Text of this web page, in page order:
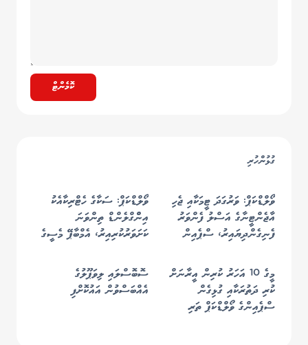
ކޮމެންޓް
ގުޅުންހުރި
ވޯލްޑްކަޕް: ވަރުގަދަ ޓީމަކާއި ޖެހި
އާޖެންޓީނާގެ އަސްލު ފެންވަރު
ފެނިގެންދިޔައިރު، ސްޕެއިން
ވޯލްޑްކަޕް: ސަކާގެ ހެޓްރިކާއެކު
އިންްގްލެންޑް ތިންވަނަ
ކަށަވަރުކުރިއިރު، އެމްބާޕޭ މެސީގެ
މީގެ 10 އަހަރު ކުރިން އީރާނަށް
ކުރި ދަތުރަކާއި ގުޅިގެން
ސްޕެއިންގެ ވޯލްޑްކަޕް ތަރި
ސޮބޮސްލައި ލިވަޕޫލުގެ
އެއްބަސްވުން އައުކޮށްފި